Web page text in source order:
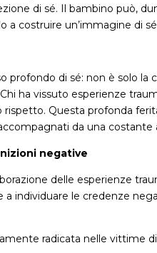
di sé. Il bambino può,
a costruire un’immagine di
profondo di sé: non è solo
ha vissuto esperienze
Questa profonda
da una costante
negative
delle esperienze
a individuare le credenze
radicata nelle vittime